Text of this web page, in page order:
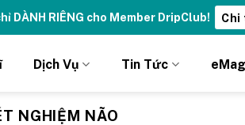
DÀNH RIÊNG cho Member DripClub!
Dịch Vụ Tin Tức
NGHIỆM NÃO